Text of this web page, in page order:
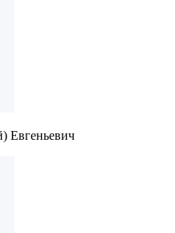
Евгеньевич